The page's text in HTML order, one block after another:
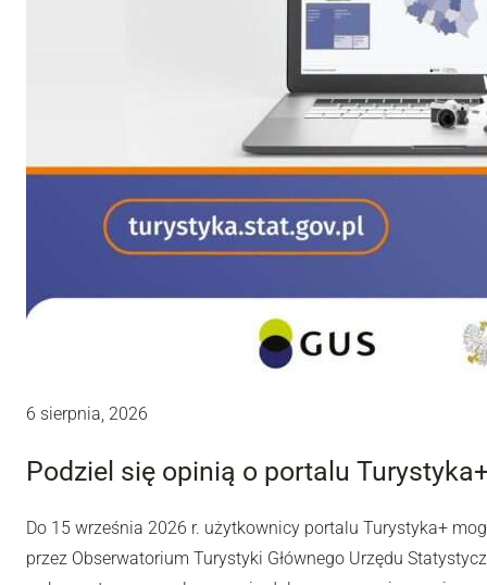
6 sierpnia, 2026
Podziel się opinią o portalu
Do 15 września 2026 r. użytkownicy portalu Turystyka+
przez Obserwatorium Turystyki Głównego Urzędu